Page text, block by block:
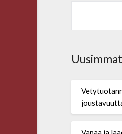
Uusimmat